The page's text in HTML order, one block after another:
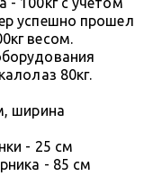
успешно прошел
весом.
80кг.
ширина
- 25 cм
- 85 см